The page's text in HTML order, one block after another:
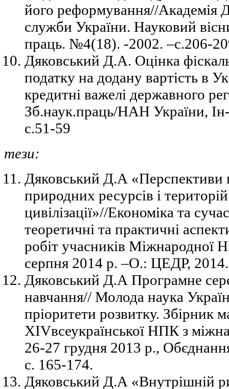
його реформування//Академія
служби України. Науковий
праць. №4(18). -2002. –с.206-
Дяковський Д.А. Оцінка
податку на додану вартість в
кредитні важелі державного
Зб.наук.праць/НАН України,
с.51-59
тези:
Дяковський Д.А «Перспективи
природних ресурсів і
цивілізації»//Економіка та
теоретичні та практичні
робіт учасників
серпня 2014 р. –О.: ЦЕДР,
Дяковський Д.А Програмне
навчання// Молода наука
пріоритети розвитку. Збірник
XIVвсеукраїнської НПК з
26-27 грудня 2013 р.,
с. 165-174.
Дяковський Д.А «Внутрішній